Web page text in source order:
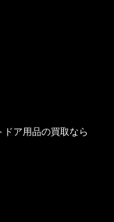
ア用品の買取なら